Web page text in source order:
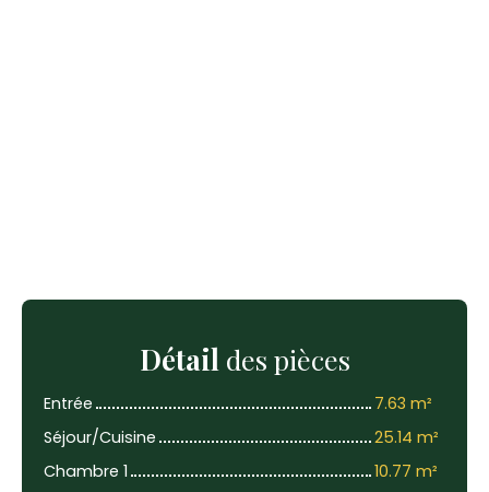
Détail des pièces
Entrée
7.63 m²
Séjour/Cuisine
25.14 m²
Chambre 1
10.77 m²